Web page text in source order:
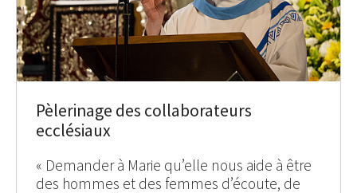
Pèlerinage des collaborateurs
ecclésiaux
« Demander à Marie qu’elle nous aide à être
des hommes et des femmes d’écoute, de